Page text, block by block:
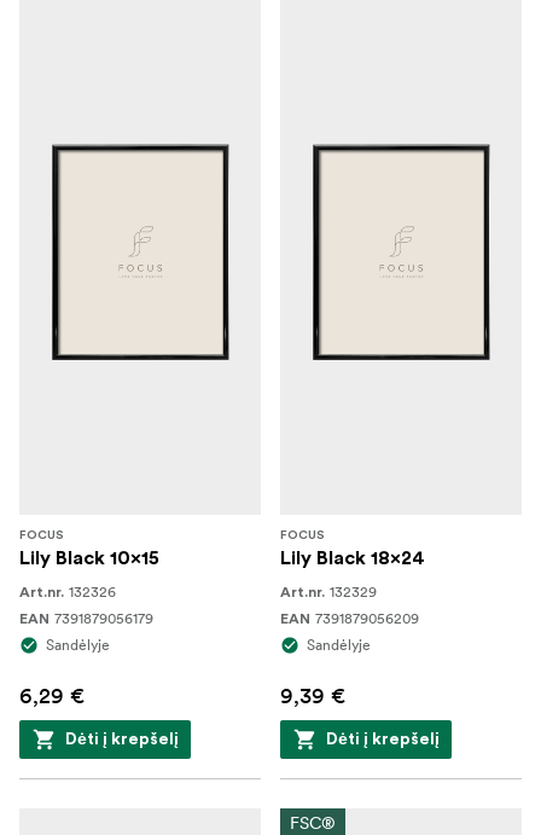
FOCUS
Lily Black 10x15
Art.nr. 132326
EAN 7391879056179
Sandėlyje
6,29 €
Dėti į krepšelį
FOCUS
Lily Black 18x24
Art.nr. 132329
EAN 7391879056209
Sandėlyje
9,39 €
Dėti į krepšelį
FSC®